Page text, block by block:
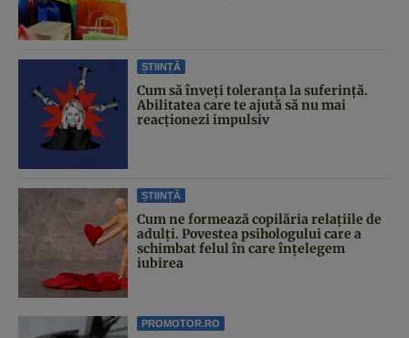
ȘTIINȚĂ
Cum să înveți toleranța la suferință.
Abilitatea care te ajută să nu mai
reacționezi impulsiv
ȘTIINȚĂ
Cum ne formează copilăria relațiile de
adulți. Povestea psihologului care a
schimbat felul în care înțelegem
iubirea
PROMOTOR.RO